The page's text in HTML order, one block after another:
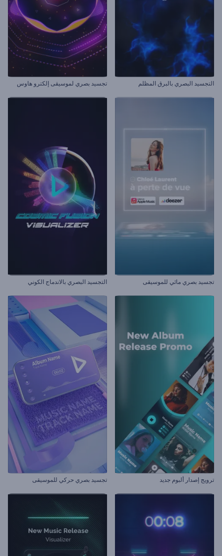
التجسيد البصري بالبرق المظلم تجسيد بصري لموسيقى إلكترو هاوس
تجسيد بصري مائي للموسيقى التجسيد البصري بالاندماج الكوني
ترويج إصدار ألبوم جديد تجسيد بصري حركي للموسيقى